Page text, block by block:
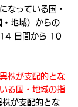
なっている国・
地域）からの
14 日間から 10
株が支配的とな
る国・地域の指
株が支配的とな